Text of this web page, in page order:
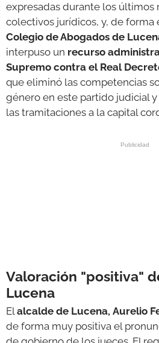
expresadas durante los últimos
colectivos jurídicos, y, de forma
Colegio de Abogados de
interpuso un recurso
Supremo contra el Real
que eliminó las competencias
género en este partido judicial
las tramitaciones a la capital
Valoración "positiva"
Lucena
Elalcalde de Lucena, Aurelio
de forma muy positiva el